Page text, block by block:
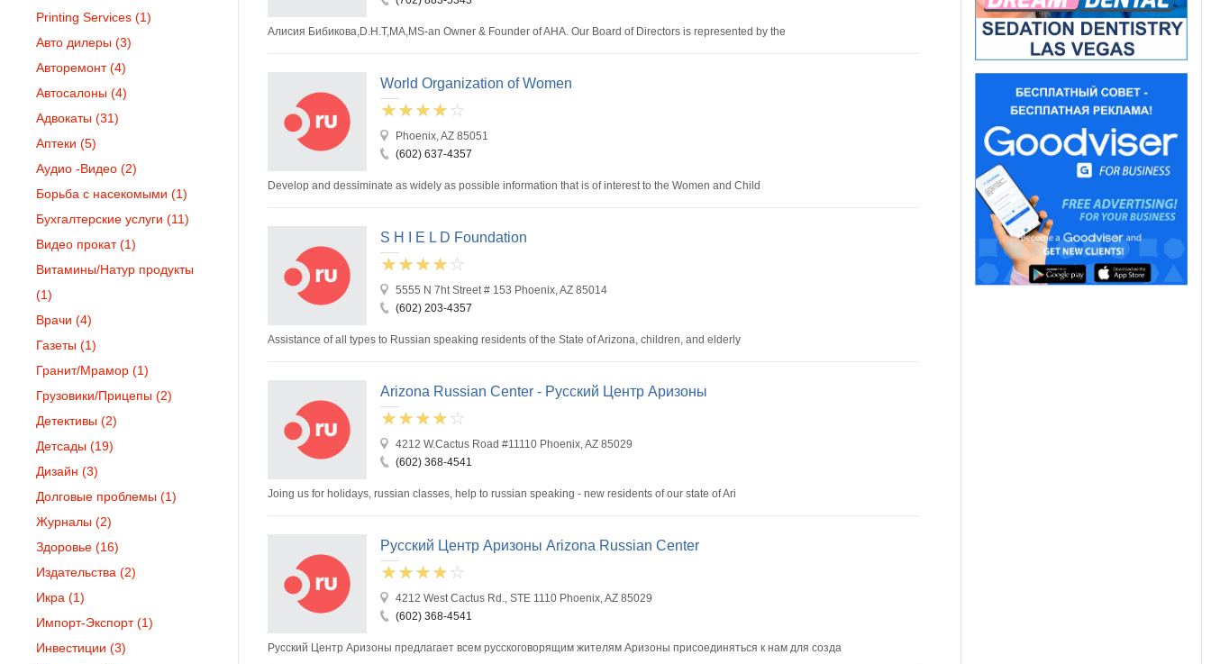
Алисия Бибикова,D.H.T,MA,MS-an Owner & Founder of AHA. Our Board of Directors is represented by the
World Organization of Women
Phoenix, AZ 85051
(602) 637-4357
Develop and dessiminate as widely as possible information that is of interest to the Women and Child
S H I E L D Foundation
5555 N 7ht Street # 153 Phoenix, AZ 85014
(602) 203-4357
Assistance of all types to Russian speaking residents of the State of Arizona, children, and elderly
Arizona Russian Center - Русский Центр Аризоны
4212 W.Cactus Road #11110 Phoenix, AZ 85029
(602) 368-4541
Joing us for holidays, russian classes, help to russian speaking - new residents of our state of Ari
Русский Центр Аризоны Arizona Russian Center
4212 West Cactus Rd., STE 1110 Phoenix, AZ 85029
(602) 368-4541
Русский Центр Аризоны предлагает всем русскоговорящим жителям Аризоны присоединяться к нам для созда
Printing Services (1)
Авто дилеры (3)
Авторемонт(4)
Автосалоны (4)
Адвокаты (31)
Аптеки (5)
Аудио -Видео (2)
Борьба с насекомыми (1)
Бухгалтерские услуги (11)
Видео прокат(1)
Витамины/Натур продукты
(1)
Врачи (4)
Газеты (1)
Гранит/Мрамор (1)
Грузовики/Прицепы (2)
Детективы (2)
Детсады (19)
Дизайн (3)
Долговые проблемы (1)
Журналы (2)
Здоровье (16)
Издательства (2)
Икра (1)
Импорт-Экспорт(1)
Инвестиции (3)